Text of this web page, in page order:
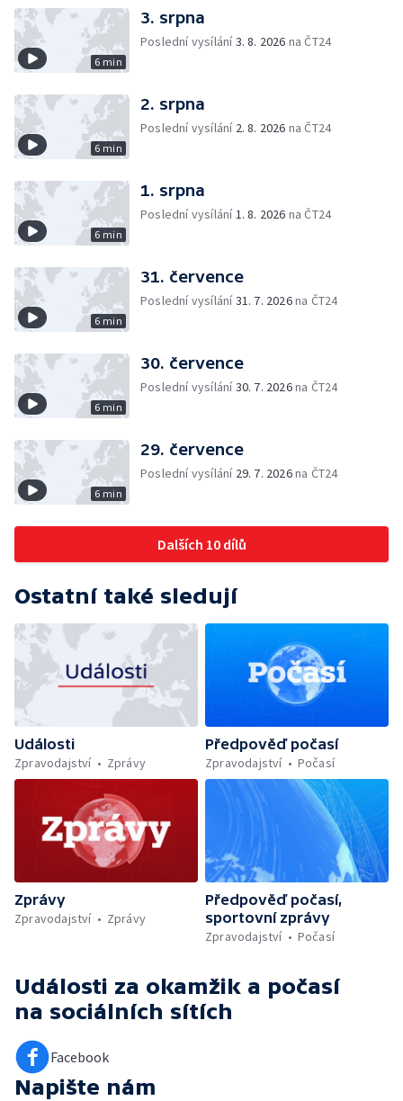
6 min
3. srpna
Poslední vysílání3. 8. 2026 na ČT24
6 min
2. srpna
Poslední vysílání 2. 8. 2026 na ČT24
6 min
1. srpna
Poslední vysílání1. 8. 2026 na ČT24
6 min
31. července
Poslední vysílání31. 7. 2026na ČT24
6 min
30. července
Poslední vysílání30. 7. 2026na ČT24
6 min
29. července
Poslední vysílání 29. 7. 2026na ČT24
Dalších 10 dílů
Ostatní také sledují
Události
Zpravodajství
Zprávy
Předpověď počasí
Zpravodajství
Počasí
Zprávy
Zpravodajství
Zprávy
Předpověď počasí,
sportovní zprávy
Zpravodajství
Počasí
Události za okamžik a počasí
na sociálních sítích
Facebook
Napište nám